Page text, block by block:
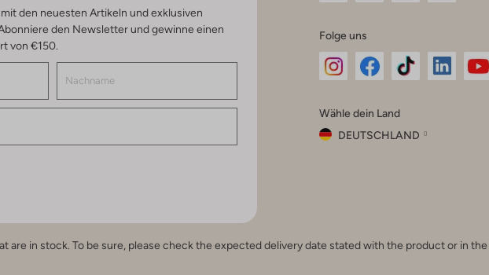
den neuesten Artikeln und exklusiven
den Newsletter und gewinne einen
von €150.
Folge uns
Instagram
Facebook
TikTok
Wähle dein Land
DEUTSCHLAND
Belgique
are in stock. To be sure, please check the expected delivery date stated with the product or in